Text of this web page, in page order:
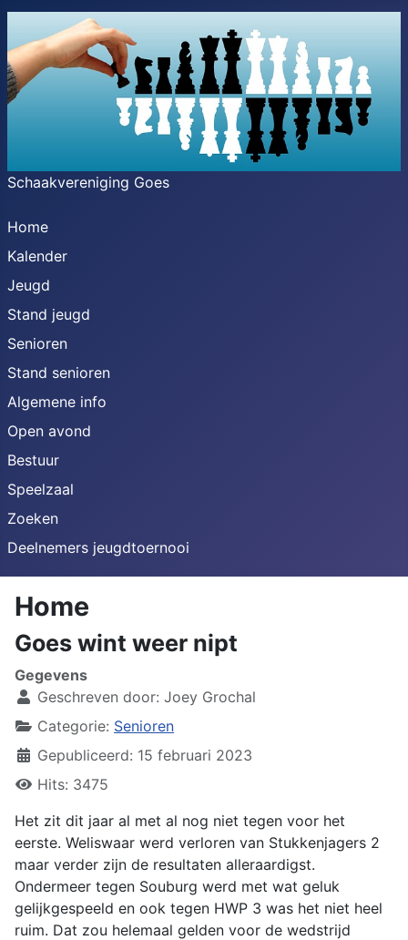
Schaakvereniging Goes
Home
Kalender
Jeugd
Stand jeugd
Senioren
Stand senioren
Algemene info
Open avond
Bestuur
Speelzaal
Zoeken
Deelnemers jeugdtoernooi
Home
Goes wint weer nipt
Gegevens
Geschreven door: Joey Grochal
Categorie: Senioren
Gepubliceerd: 15 februari 2023
Hits: 3475
Het zit dit jaar al met al nog niet tegen voor het
eerste. Weliswaar werd verloren van Stukkenjagers 2
maar verder zijn de resultaten alleraardigst.
Ondermeer tegen Souburg werd met wat geluk
gelijkgespeeld en ook tegen HWP 3 was het niet heel
ruim. Dat zou helemaal gelden voor de wedstrijd